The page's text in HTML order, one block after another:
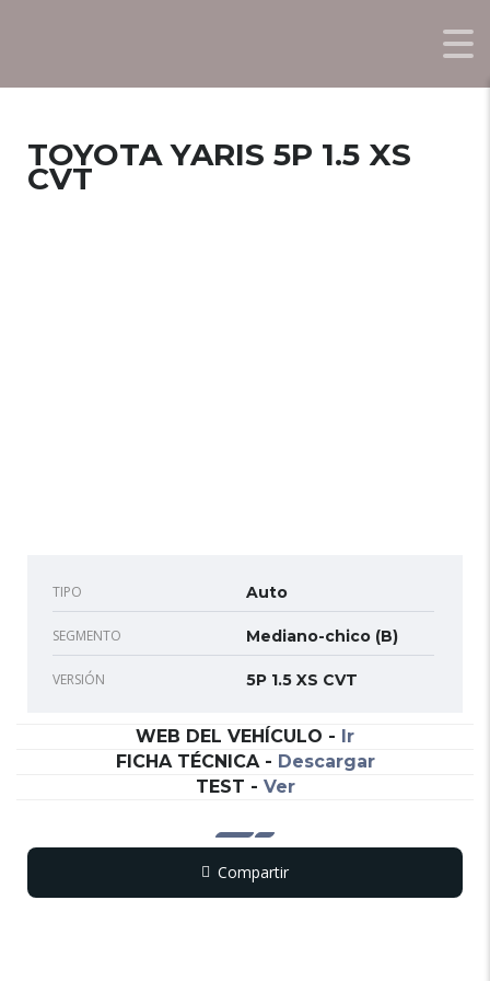
TOYOTA YARIS 5P 1.5 XS
CVT
TIPO Auto
SEGMENTO Mediano-chico (B)
VERSIÓN 5P 1.5 XS CVT
WEB DEL VEHÍCULO - Ir
FICHA TÉCNICA- Descargar
TEST - Ver
Compartir
CopyWhatsApp
Messenger
Email
Print